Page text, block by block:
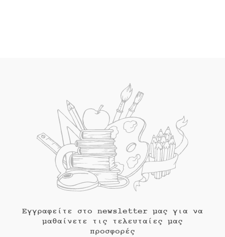
Εγγραφείτε στο newsletter μας για να
μαθαίνετε τις τελευταίες μας
προσφορές